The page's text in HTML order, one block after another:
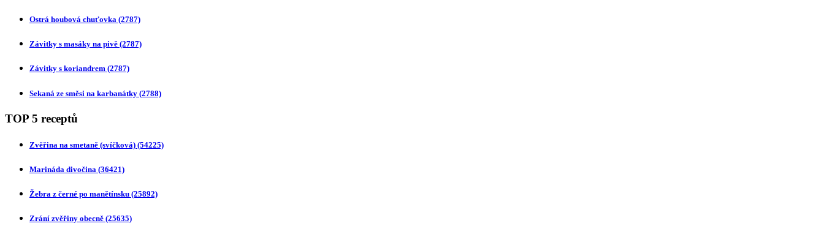
Ostrá houbová chuťovka (2787)
Závitky s masáky na pivě (2787)
Závitky s koriandrem (2787)
Sekaná ze směsi na karbanátky (2788)
TOP 5 receptů
Zvěřina na smetaně (svíčková) (54225)
Marináda divočina (36421)
Žebra z černé po manětínsku (25892)
Zrání zvěřiny obecně (25635)